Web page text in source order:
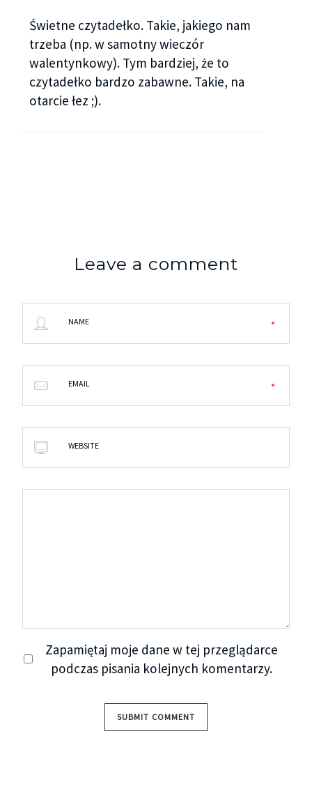
Świetne czytadełko. Takie, jakiego nam
trzeba (np. w samotny wieczór
walentynkowy). Tym bardziej, że to
czytadełko bardzo zabawne. Takie, na
otarcie łez ;).
Leave a comment
NAME
EMAIL
WEBSITE
Zapamiętaj moje dane w tej przeglądarce
podczas pisania kolejnych komentarzy.